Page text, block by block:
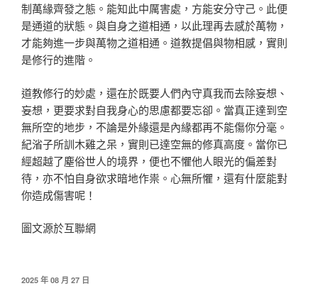
制萬緣齊發之態。能知此中厲害處，方能安分守己。此便
是通道的狀態。與自身之道相通，以此理再去感於萬物，
才能夠進一步與萬物之道相通。道教提倡與物相感，實則
是修行的進階。
道教修行的妙處，還在於既要人們內守真我而去除妄想、
妄想，更要求對自我身心的思慮都要忘卻。當真正達到空
無所空的地步，不論是外緣還是內緣都再不能傷你分毫。
紀渻子所訓木雞之呆，實則已達空無的修真高度。當你已
經超越了塵俗世人的境界，便也不懼他人眼光的偏差對
待，亦不怕自身欲求暗地作祟。心無所懼，還有什麼能對
你造成傷害呢！
圖文源於互聯網
發
2025 年 08 月 27 日